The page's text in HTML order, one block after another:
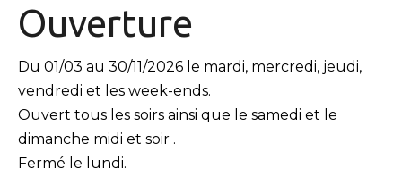
Ouverture
Du 01/03 au 30/11/2026 le mardi, mercredi, jeudi,
vendredi et les week-ends.
Ouvert tous les soirs ainsi que le samedi et le
dimanche midi et soir .
Fermé le lundi.